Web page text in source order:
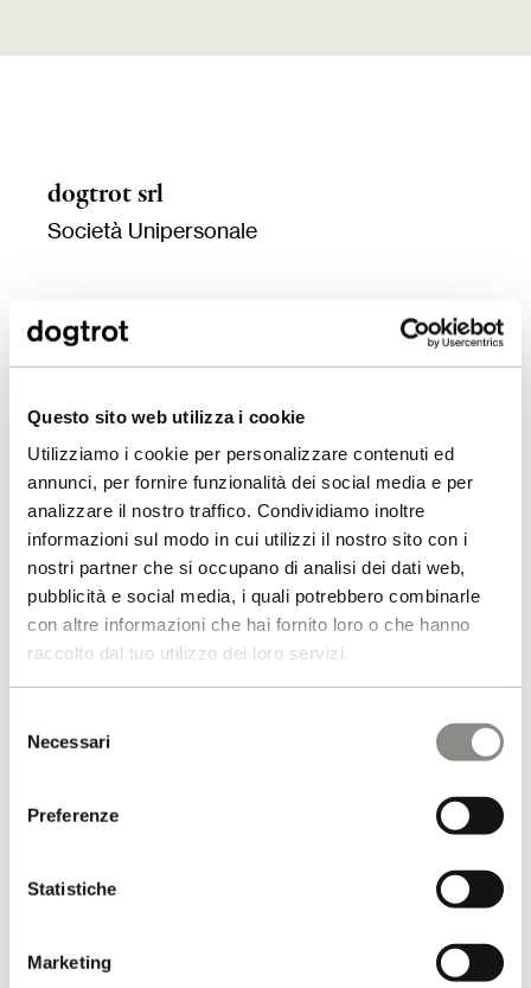
Questo sito web utilizza i cookie
Utilizziamo i cookie per personalizzare contenuti ed
annunci, per fornire funzionalità dei social media e per
analizzare il nostro traffico. Condividiamo inoltre
informazioni sul modo in cui utilizzi il nostro sito con i
nostri partner che si occupano di analisi dei dati web,
pubblicità e social media, i quali potrebbero combinarle
con altre informazioni che hai fornito loro o che hanno
raccolto dal tuo utilizzo dei loro servizi.
delNecessari
Preferenze
Statistiche
Marketing
dogtrot srl
Società Unipersonale
REA TV/339029
Capitale in bilancio €. 10.000,00
info@dogtrot.it
PEC dogtrot@legalmail.it
c/o Villa Tiepolo Passi
via Brigata Marche 30
31030 Carbonera
Treviso - Italia
Headquarter
info@dogtrot.it
Amministrazione